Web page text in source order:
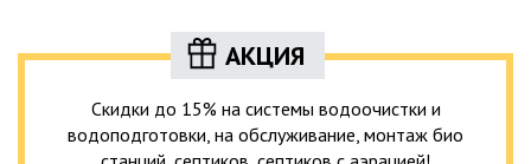
АКЦИЯ
Скидки до 15% на системы водоочистки и
водоподготовки, на обслуживание, монтаж био